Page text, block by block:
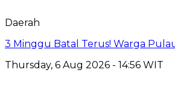
Daerah
3 Minggu Batal Terus! Warga
Thursday, 6 Aug 2026 - 14:56 WIT